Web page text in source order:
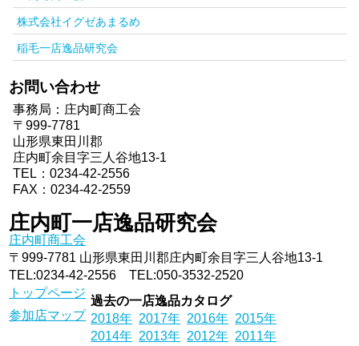
株式会社イグゼあまるめ
稲毛一店逸品研究会
お問い合わせ
事務局：庄内町商工会
〒999-7781
山形県東田川郡
庄内町余目字三人谷地13-1
TEL：0234-42-2556
FAX：0234-42-2559
庄内町一店逸品研究会
庄内町商工会
〒999-7781 山形県東田川郡庄内町余目字三人谷地13-1
TEL:0234-42-2556 TEL:050-3532-2520
トップページ
参加店マップ
過去の一店逸品カタログ
2018年 2017年 2016年 2015年
2014年 2013年 2012年 2011年